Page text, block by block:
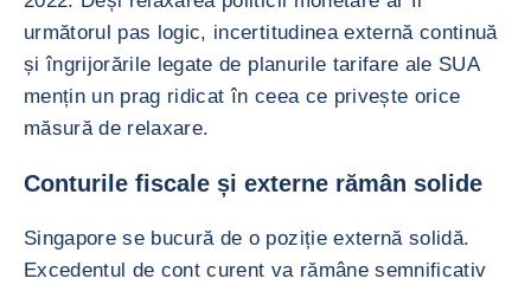
următorul pas logic, incertitudinea externă continuă
și îngrijorările legate de planurile tarifare ale SUA
mențin un prag ridicat în ceea ce privește orice
măsură de relaxare.
Conturile fiscale și externe rămân solide
Singapore se bucură de o poziție externă solidă.
Excedentul de cont curent va rămâne semnificativ